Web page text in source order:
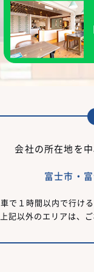
会社の所在地を
富士市・
車で１時間以内で行け
上記以外のエリアは、